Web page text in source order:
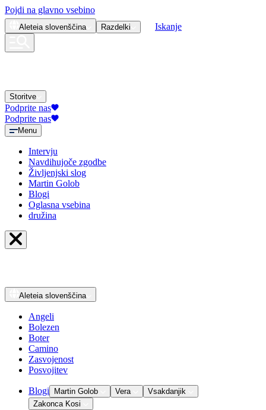
Pojdi na glavno vsebino
Aleteia slovenščina Razdelki Iskanje
Storitve
Podprite nas
Podprite nas
Menu
Intervju
Navdihujoče zgodbe
Življenjski slog
Martin Golob
Blogi
Oglasna vsebina
družina
Aleteia slovenščina
Angeli
Bolezen
Boter
Camino
Zasvojenost
Posvojitev
Blogi Martin Golob Vera
Vsakdanjik
Zakonca Kosi